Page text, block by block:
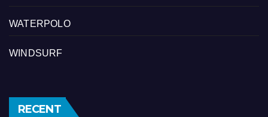
WATERPOLO
WINDSURF
RECENT